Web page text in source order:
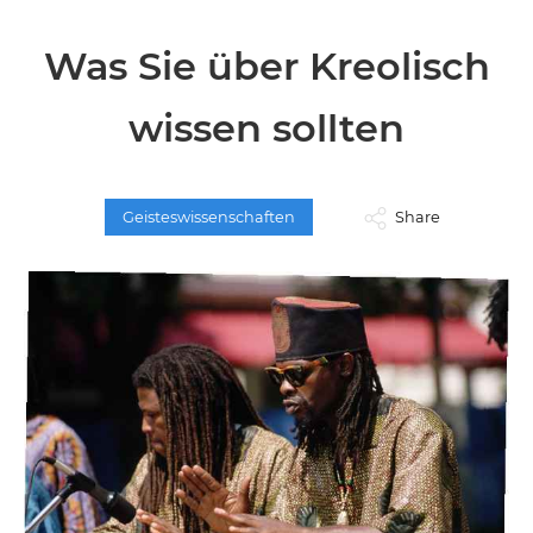
Was Sie über Kreolisch
wissen sollten
Geisteswissenschaften Share